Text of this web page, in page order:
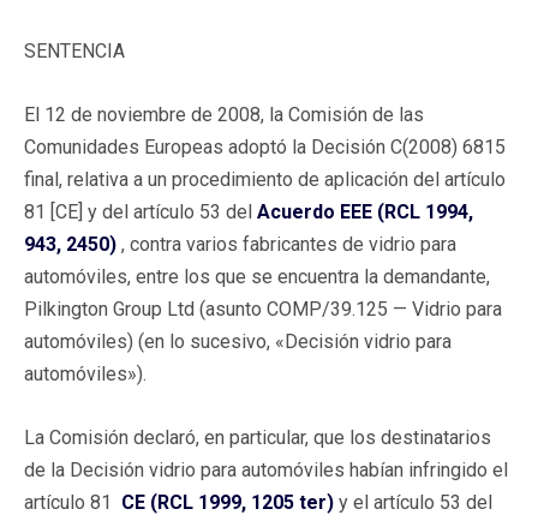
SENTENCIA
El 12 de noviembre de 2008, la Comisión de las
Comunidades Europeas adoptó la Decisión C(2008) 6815
final, relativa a un procedimiento de aplicación del artículo
81 [CE] y del artículo 53 del Acuerdo EEE (RCL 1994,
943, 2450) , contra varios fabricantes de vidrio para
automóviles, entre los que se encuentra la demandante,
Pilkington Group Ltd (asunto COMP/39.125 — Vidrio para
automóviles) (en lo sucesivo, «Decisión vidrio para
automóviles»).
La Comisión declaró, en particular, que los destinatarios
de la Decisión vidrio para automóviles habían infringido el
artículo 81 CE (RCL 1999, 1205 ter) y el artículo 53 del